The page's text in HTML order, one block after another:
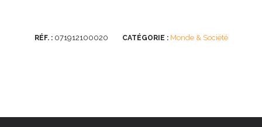
RÉF. : 071912100020 CATÉGORIE : Monde & Société